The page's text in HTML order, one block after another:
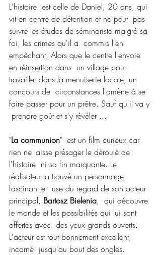
L'histoire  est celle de Daniel, 20 ans, qui
vit en centre de détention et ne peut  pas
suivre les études de séminariste malgré sa
foi, les crimes qu'il a  commis l'en
empêchant. Alors que le centre l'envoie
en réinsertion dans  un village pour
travailler dans la menuiserie locale, un
concours de  circonstances l'amène à se
faire passer pour un prêtre. Sauf qu'il va y
prendre goût et s'y révéler ...
"La communion"  est un film curieux car
rien ne laisse présager le déroulé de
l'histoire  ni sa fin marquante. Le
réalisateur a trouvé un personnage
fascinant et  use du regard de son acteur
principal, Bartosz Bielenia,  qui découvre
le monde et les possibilités qui lui sont
offertes avec  des yeux grands ouverts.
L'acteur est tout bonnement excellent,
incarné  jusqu'au bout des ongles.